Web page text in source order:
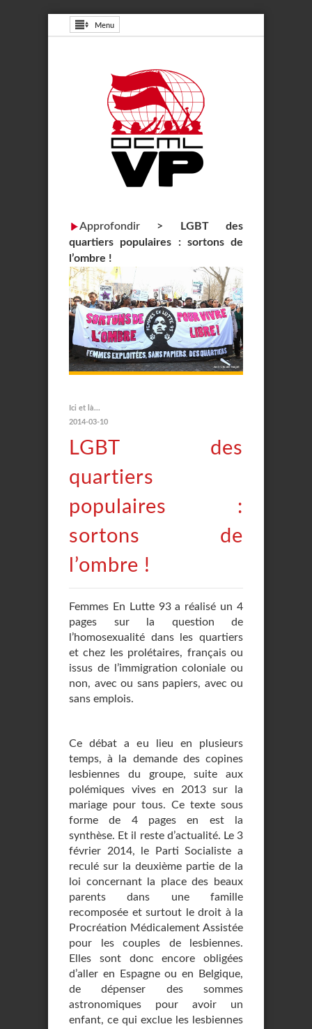
Menu
Approfondir >
LGBT des
quartiers populaires : sortons de
l’ombre !
Ici et là...
2014-03-10
LGBT des
quartiers
populaires :
sortons de
l’ombre !
Femmes En Lutte 93 a réalisé un 4
pages sur la question de
l’homosexualité dans les quartiers
et chez les prolétaires, français ou
issus de l’immigration coloniale ou
non, avec ou sans papiers, avec ou
sans emplois.
Ce débat a eu lieu en plusieurs
temps, à la demande des copines
lesbiennes du groupe, suite aux
polémiques vives en 2013 sur la
mariage pour tous. Ce texte sous
forme de 4 pages en est la
synthèse. Et il reste d’actualité. Le 3
février 2014, le Parti Socialiste a
reculé sur la deuxième partie de la
loi concernant la place des beaux
parents dans une famille
recomposée et surtout le droit à la
Procréation Médicalement Assistée
pour les couples de lesbiennes.
Elles sont donc encore obligées
d’aller en Espagne ou en Belgique,
de dépenser des sommes
astronomiques pour avoir un
enfant, ce qui exclue les lesbiennes